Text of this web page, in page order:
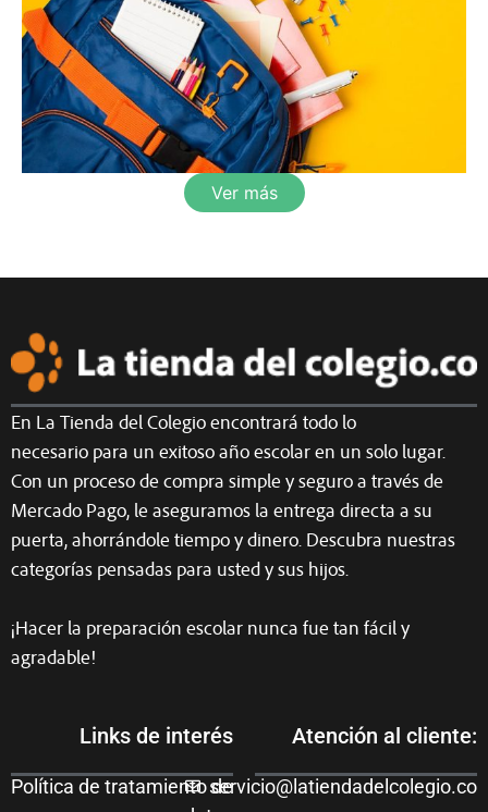
Ver más
En La Tienda del Colegio encontrará todo lo
necesario para un exitoso año escolar en un solo lugar.
Con un proceso de compra simple y seguro a través de
Mercado Pago, le aseguramos la entrega directa a su
puerta, ahorrándole tiempo y dinero. Descubra nuestras
categorías pensadas para usted y sus hijos.
¡Hacer la preparación escolar nunca fue tan fácil y
agradable!
Links de interés
Política de tratamiento de
Atención al cliente:
servicio@latiendadelcolegio.co